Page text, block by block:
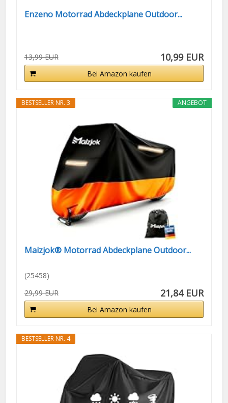
Enzeno Motorrad Abdeckplane Outdoor...
13,99 EUR 10,99 EUR
Bei Amazon kaufen
ANGEBOT
BESTSELLER NR. 3
Maizjok® Motorrad Abdeckplane Outdoor...
(25458)
29,99 EUR
21,84 EUR
Bei Amazon kaufen
BESTSELLER NR. 4